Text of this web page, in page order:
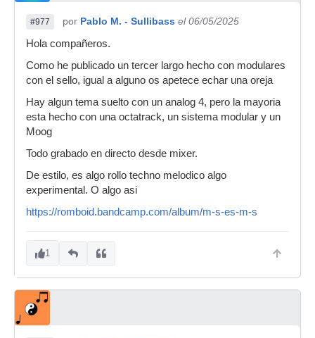
#977 por Pablo M. - Sullibass el 06/05/2025
Hola compañeros.
Como he publicado un tercer largo hecho con modulares
con el sello, igual a alguno os apetece echar una oreja
Hay algun tema suelto con un analog 4, pero la mayoria
esta hecho con una octatrack, un sistema modular y un
Moog
Todo grabado en directo desde mixer.
De estilo, es algo rollo techno melodico algo
experimental. O algo asi
https://romboid.bandcamp.com/album/m-s-es-m-s
1